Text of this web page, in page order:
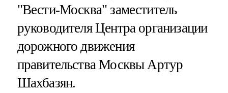
"Вести-Москва" заместитель
руководителя Центра организации
дорожного движения
правительства Москвы Артур
Шахбазян.